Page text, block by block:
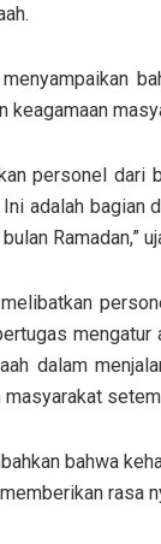
keagamaan
personel dari
Ini adalah
Ramadan,”
dalam
bahwa
rasa